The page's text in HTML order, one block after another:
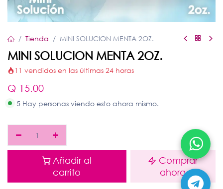
Tienda MINI SOLUCION MENTA 2OZ.
MINI SOLUCION MENTA 2OZ.
11 vendidos en las últimas 24 horas
Q 15.00
5 Hay personas viendo esto ahora mismo.
Añadir al
carrito
Comprar
ahora